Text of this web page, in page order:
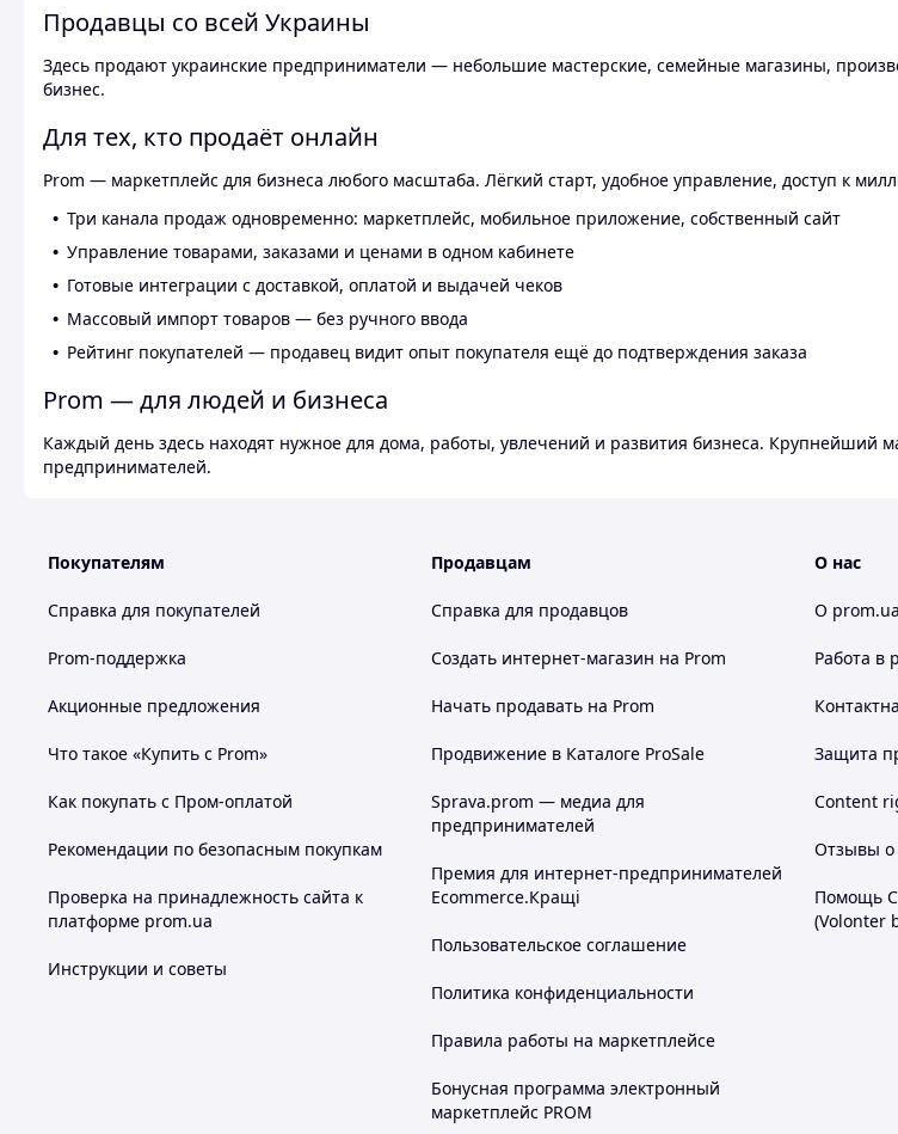
Продавцы со всей Украины
Здесь продают украинские предприниматели — небольшие мастерские, семейные магазины,
бизнес.
Для тех, кто продаёт онлайн
Prom — маркетплейс для бизнеса любого масштаба. Лёгкий старт, удобное управление, доступ к
Три канала продаж одновременно: маркетплейс, мобильное приложение, собственный сайт
Управление товарами, заказами и ценами в одном кабинете
Готовые интеграции с доставкой, оплатой и выдачей чеков
Массовый импорт товаров — без ручного ввода
Рейтинг покупателей — продавец видит опыт покупателя ещё до подтверждения заказа
Prom — для людей и бизнеса
Каждый день здесь находят нужное для дома, работы, увлечений и развития бизнеса. Крупнейший
предпринимателей.
Покупателям
Справка для покупателей
Prom-поддержка
Акционные предложения
Что такое «Купить с Prom»
Как покупать с Пром-оплатой
Рекомендации по безопасным покупкам
Проверка на принадлежность сайта к
платформе prom.ua
Инструкции и советы
Продавцам
Справка для продавцов
Создать интернет-магазин на Prom
Начать продавать на Prom
Продвижение в Каталоге ProSale
Sprava.prom — медиа для
предпринимателей
Премия для интернет-предпринимателей
Ecommerce.Кращі
Пользовательское соглашение
Политика конфиденциальности
Правила работы на маркетплейсе
Бонусная программа электронный
маркетплейс PROM
О нас
О prom.ua
Работа в
Защита
Content
Отзывы о
Помощь
(Volonter